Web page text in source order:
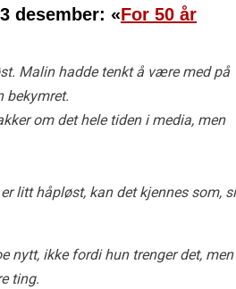
desember: «For 50 år
Malin hadde tenkt å være med på
bekymret.
om det hele tiden i media, men
litt håpløst, kan det kjennes som,
nytt, ikke fordi hun trenger det, men
ting.